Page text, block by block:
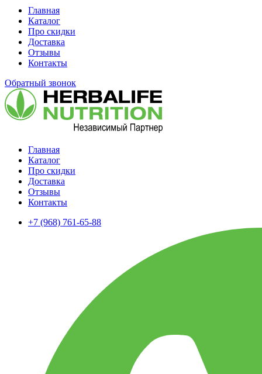
Главная
Каталог
Про скидки
Доставка
Отзывы
Контакты
Обратный звонок
Главная
Каталог
Про скидки
Доставка
Отзывы
Контакты
+7 (968) 761-65-88